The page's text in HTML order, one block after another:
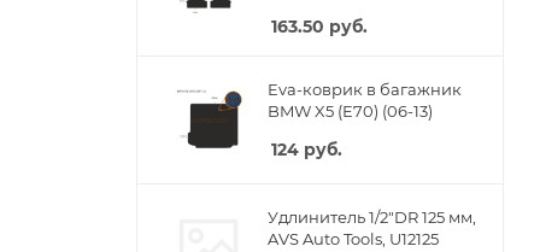
163.50 руб.
Eva-коврик в багажник
BMW X5 (E70) (06-13)
124 руб.
Удлинитель 1/2"DR 125 мм,
AVS Auto Tools, U12125